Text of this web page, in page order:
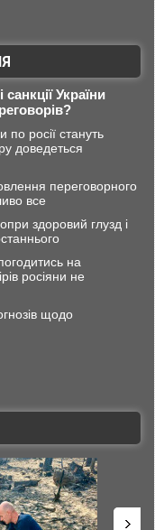
України
по росії стануть
доведеться
переговорного
все
здоровий глузд і
на
росіяни не
щодо